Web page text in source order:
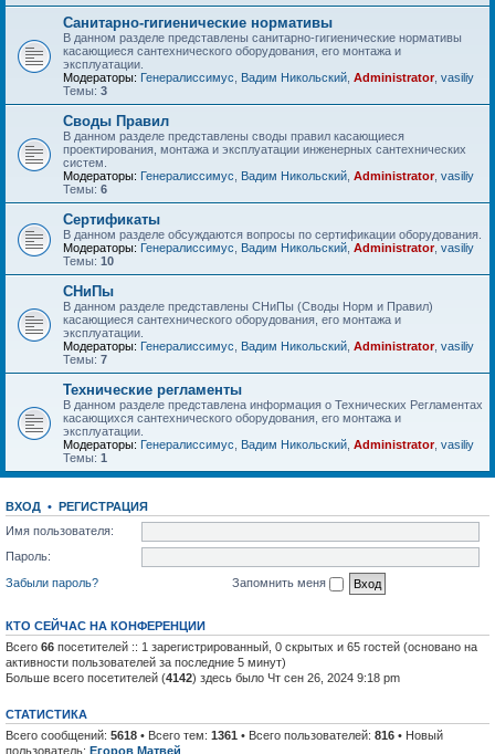
Санитарно-гигиенические нормативы
В данном разделе представлены санитарно-гигиенические нормативы
касающиеся сантехнического оборудования, его монтажа и
эксплуатации.
Модераторы: Генералиссимус Вадим Никольский Administrator, vasiliy
Темы: 3
Своды Правил
В данном разделе представлены своды правил касающиеся
проектирования, монтажа и эксплуатации инженерных сантехнических
систем.
Модераторы: Генералиссимус Вадим Никольский Administrator, vasiliy
Темы: 6
Сертификаты
В данном разделе обсуждаются вопросы по сертификации оборудования.
Модераторы: Генералиссимус Вадим Никольский Administrator, vasiliy
Темы: 10
СНиПы
В данном разделе представлены СНиПы (Своды Норм и Правил)
касающиеся сантехнического оборудования, его монтажа и
эксплуатации.
Модераторы: Генералиссимус Вадим Никольский Administrator, vasiliy
Темы: 7
Технические регламенты
В данном разделе представлена информация о Технических Регламентах
касающихся сантехнического оборудования, его монтажа и
эксплуатации.
Модераторы: Генералиссимус Вадим Никольский Administrator, vasiliy
Темы: 1
ВХОД • РЕГИСТРАЦИЯ
Имя пользователя:
Пароль:
Забыли пароль?
Запомнить меня
КТО СЕЙЧАС НА КОНФЕРЕНЦИИ
Всего 66 посетителей :: 1 зарегистрированный, 0 скрытых и 65 гостей (основано на
активности пользователей за последние 5 минут)
Больше всего посетителей (4142) здесь было Чт сен 26, 2024 9:18 pm
СТАТИСТИКА
Всего сообщений: 5618 • Всего тем: 1361 • Всего пользователей: 816 • Новый
пользователь: Егоров Матвей